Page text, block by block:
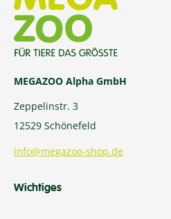
MEGAZOO Alpha GmbH
Zeppelinstr. 3
12529 Schönefeld
info@megazoo-shop.de
Wichtiges